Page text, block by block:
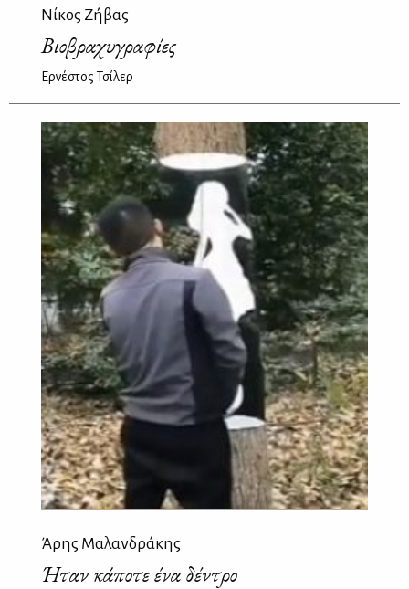
Νίκος Ζήβας
Βιοβραχυγραφίες
Ερνέστος Τσίλερ
Άρης Μαλανδράκης
Ήταν κάποτε ένα δέντρο